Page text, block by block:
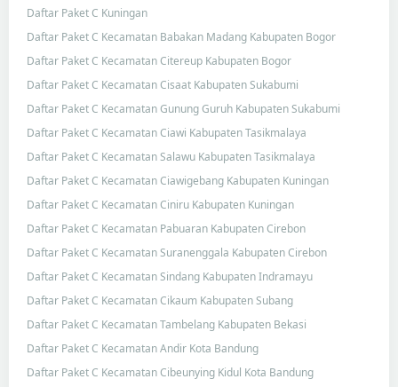
Daftar Paket C Kuningan
Daftar Paket C Kecamatan Babakan Madang Kabupaten Bogor
Daftar Paket C Kecamatan Citereup Kabupaten Bogor
Daftar Paket C Kecamatan Cisaat Kabupaten Sukabumi
Daftar Paket C Kecamatan Gunung Guruh Kabupaten Sukabumi
Daftar Paket C Kecamatan Ciawi Kabupaten Tasikmalaya
Daftar Paket C Kecamatan Salawu Kabupaten Tasikmalaya
Daftar Paket C Kecamatan Ciawigebang Kabupaten Kuningan
Daftar Paket C Kecamatan Ciniru Kabupaten Kuningan
Daftar Paket C Kecamatan Pabuaran Kabupaten Cirebon
Daftar Paket C Kecamatan Suranenggala Kabupaten Cirebon
Daftar Paket C Kecamatan Sindang Kabupaten Indramayu
Daftar Paket C Kecamatan Cikaum Kabupaten Subang
Daftar Paket C Kecamatan Tambelang Kabupaten Bekasi
Daftar Paket C Kecamatan Andir Kota Bandung
Daftar Paket C Kecamatan Cibeunying Kidul Kota Bandung